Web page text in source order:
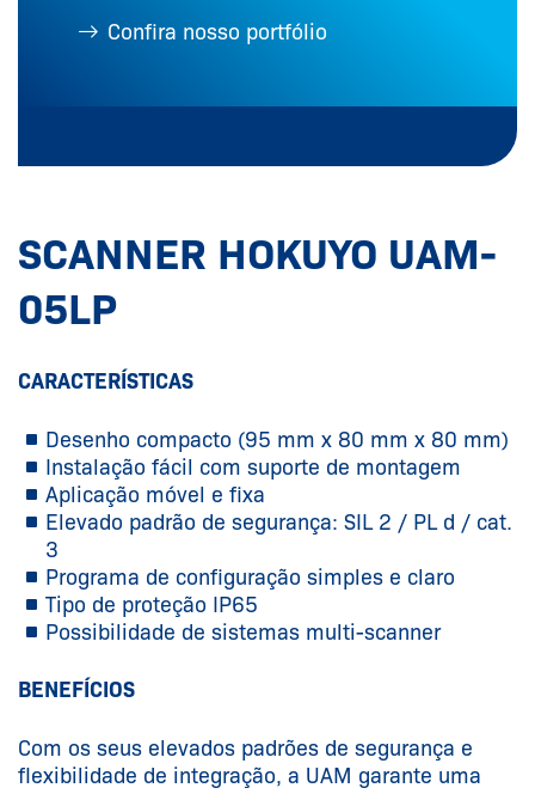
Confira nosso portfólio
SCANNER HOKUYO UAM-
05LP
CARACTERÍSTICAS
Desenho compacto (95 mm x 80 mm x 80 mm)
Instalação fácil com suporte de montagem
Aplicação móvel e fixa
Elevado padrão de segurança: SIL 2 / PL d / cat.
3
Programa de configuração simples e claro
Tipo de proteção IP65
Possibilidade de sistemas multi-scanner
BENEFÍCIOS
Com os seus elevados padrões de segurança e
flexibilidade de integração, a UAM garante uma